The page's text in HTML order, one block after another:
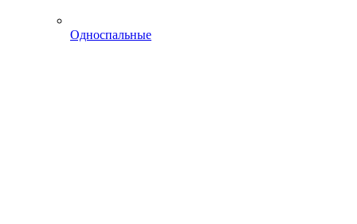
Односпальные